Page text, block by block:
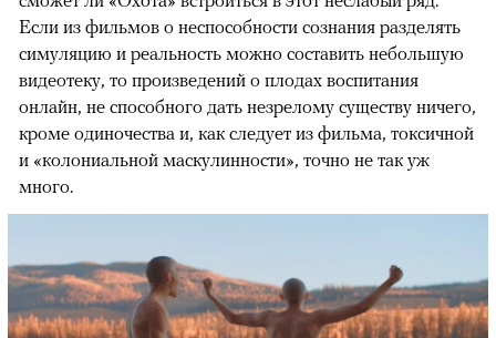
Если из фильмов о неспособности сознания разделять
симуляцию и реальность можно составить небольшую
видеотеку, то произведений о плодах воспитания
онлайн, не способного дать незрелому существу ничего,
кроме одиночества и, как следует из фильма, токсичной
и «колониальной маскулинности», точно не так уж
много.